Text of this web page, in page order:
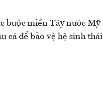
buộc miền Tây nước Mỹ
cá để bảo vệ hệ sinh thái